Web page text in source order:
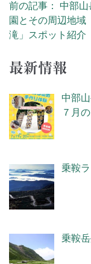
投稿ナビゲ
前の記事： 中部山
園とその周辺地域
滝」スポット紹介
最新情報
中部
７月
乗鞍
乗鞍